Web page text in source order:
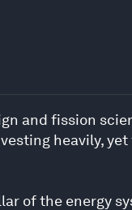
and fission
heavily,
of the energy